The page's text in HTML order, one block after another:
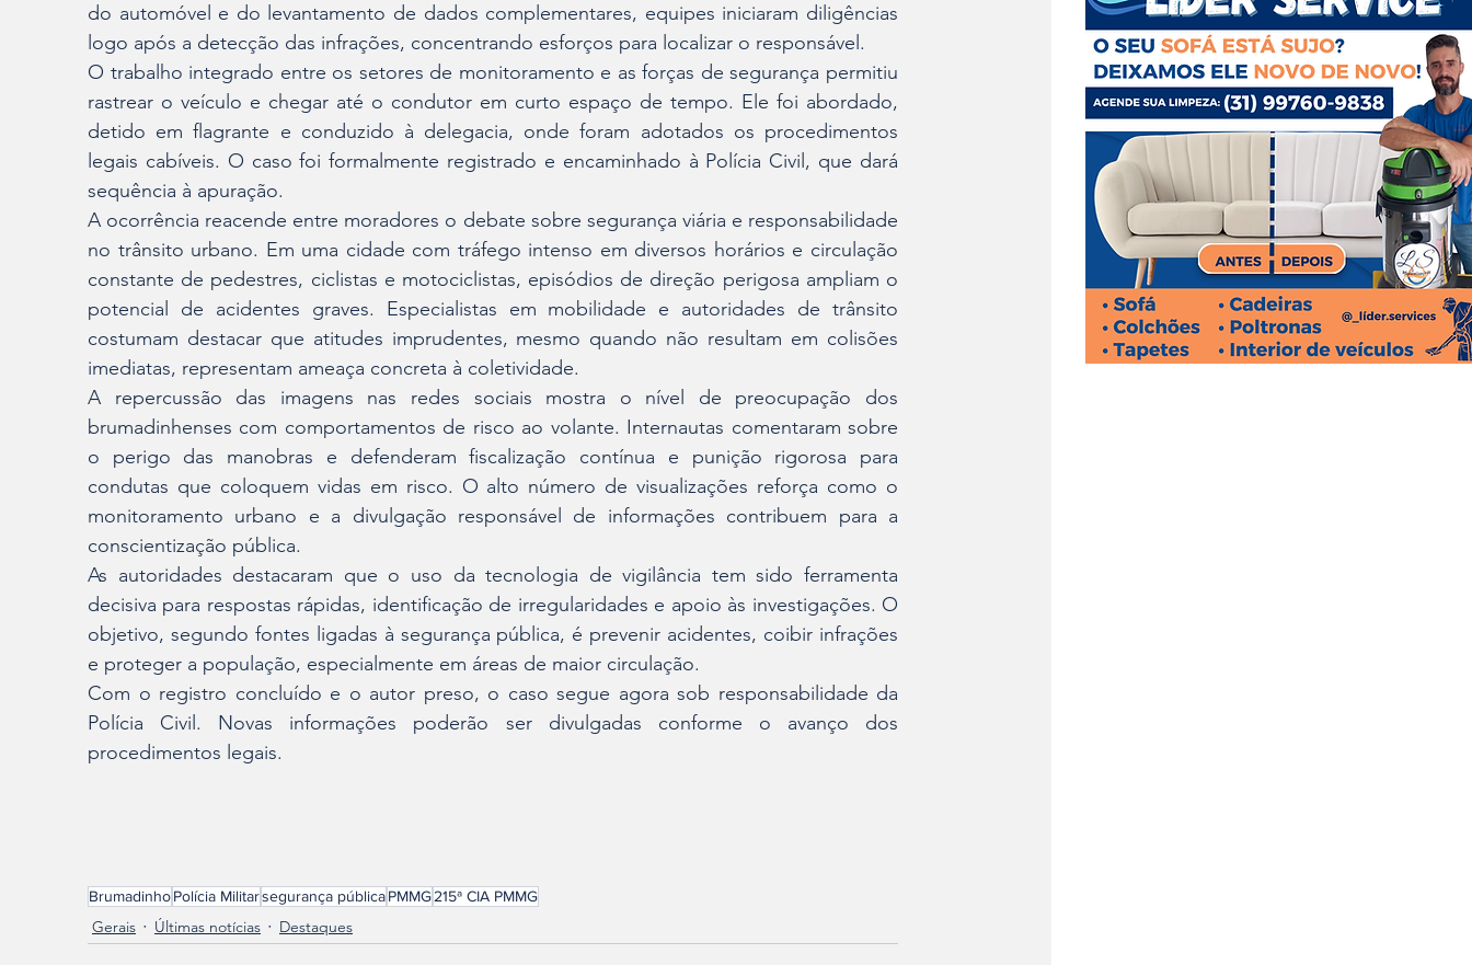
do automóvel e do levantamento de dados complementares, equipes iniciaram diligências
logo após a detecção das infrações, concentrando esforços para localizar o responsável.
O trabalho integrado entre os setores de monitoramento e as forças de segurança permitiu
rastrear o veículo e chegar até o condutor em curto espaço de tempo. Ele foi abordado,
detido em flagrante e conduzido à delegacia, onde foram adotados os procedimentos
legais cabíveis. O caso foi formalmente registrado e encaminhado à Polícia Civil, que dará
sequência à apuração.
A ocorrência reacende entre moradores o debate sobre segurança viária e responsabilidade
no trânsito urbano. Em uma cidade com tráfego intenso em diversos horários e circulação
constante de pedestres, ciclistas e motociclistas, episódios de direção perigosa ampliam o
potencial de acidentes graves. Especialistas em mobilidade e autoridades de trânsito
costumam destacar que atitudes imprudentes, mesmo quando não resultam em colisões
imediatas, representam ameaça concreta à coletividade.
A repercussão das imagens nas redes sociais mostra o nível de preocupação dos
brumadinhenses com comportamentos de risco ao volante. Internautas comentaram sobre
o perigo das manobras e defenderam fiscalização contínua e punição rigorosa para
condutas que coloquem vidas em risco. O alto número de visualizações reforça como o
monitoramento urbano e a divulgação responsável de informações contribuem para a
conscientização pública.
As autoridades destacaram que o uso da tecnologia de vigilância tem sido ferramenta
decisiva para respostas rápidas, identificação de irregularidades e apoio às investigações. O
objetivo, segundo fontes ligadas à segurança pública, é prevenir acidentes, coibir infrações
e proteger a população, especialmente em áreas de maior circulação.
Com o registro concluído e o autor preso, o caso segue agora sob responsabilidade da
Polícia Civil. Novas informações poderão ser divulgadas conforme o avanço dos
procedimentos legais.
BrumadinhoPolícia Militarsegurança públicaPMMG215ª CIA PMMG
Gerais Últimas notícias Destaques